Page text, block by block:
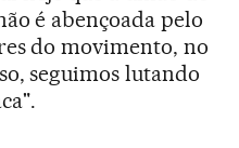
é abençoada pelo
do movimento, no
seguimos lutando